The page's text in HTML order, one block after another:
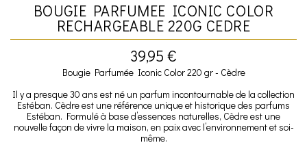
BOUGIE PARFUMEE ICONIC COLOR
RECHARGEABLE 220G CEDRE
39,95 €
Bougie Parfumée Iconic Color 220 gr - Cèdre
Il y a presque 30 ans est né un parfum incontournable de la collection
Estéban. Cèdre est une référence unique et historique des parfums
Estéban. Formulé à base d’essences naturelles, Cèdre est une
nouvelle façon de vivre la maison, en paix avec l’environnement et soi-
même.